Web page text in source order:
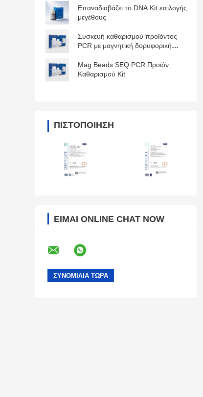
Επαναδιαβάζει το DNA Kit επιλογής
μεγέθους
Συσκευή καθαρισμού προϊόντος
PCR με μαγνητική δορυφορική
δορυφορική
Mag Beads SEQ PCR Προϊόν
Καθαρισμού Kit
ΠΙΣΤΟΠΟΊΗΣΗ
ΕΊΜΑΙ ONLINE CHAT NOW